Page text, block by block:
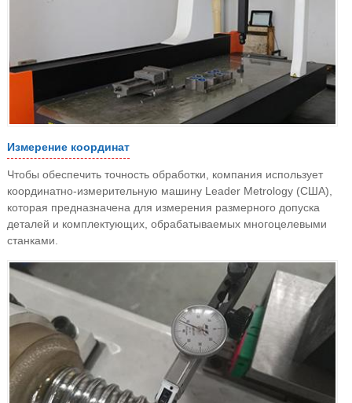
Измерение координат
Чтобы обеспечить точность обработки, компания использует
координатно-измерительную машину Leader Metrology (США),
которая предназначена для измерения размерного допуска
деталей и комплектующих, обрабатываемых многоцелевыми
станками.